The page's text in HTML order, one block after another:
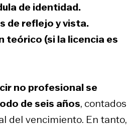
de identidad.
de reflejo y vista.
teórico (si la licencia es
no profesional se
de seis años, contados
del vencimiento. En tanto,